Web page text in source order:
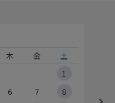
木 金
土
1
6 7
8